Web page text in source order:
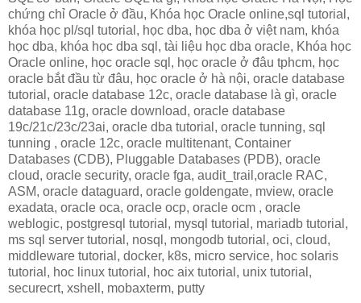
chứng chỉ Oracle ở đầu, Khóa học Oracle online,sql tutorial,
khóa học pl/sql tutorial, học dba, học dba ở việt nam, khóa
học dba, khóa học dba sql, tài liệu học dba oracle, Khóa học
Oracle online, học oracle sql, học oracle ở đâu tphcm, học
oracle bắt đầu từ đâu, học oracle ở hà nội, oracle database
tutorial, oracle database 12c, oracle database là gì, oracle
database 11g, oracle download, oracle database
19c/21c/23c/23ai, oracle dba tutorial, oracle tunning, sql
tunning , oracle 12c, oracle multitenant, Container
Databases (CDB), Pluggable Databases (PDB), oracle
cloud, oracle security, oracle fga, audit_trail,oracle RAC,
ASM, oracle dataguard, oracle goldengate, mview, oracle
exadata, oracle oca, oracle ocp, oracle ocm , oracle
weblogic, postgresql tutorial, mysql tutorial, mariadb tutorial,
ms sql server tutorial, nosql, mongodb tutorial, oci, cloud,
middleware tutorial, docker, k8s, micro service, hoc solaris
tutorial, hoc linux tutorial, hoc aix tutorial, unix tutorial,
securecrt, xshell, mobaxterm, putty